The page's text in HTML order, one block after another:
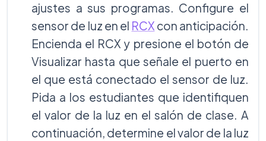
ajustes a sus programas. Configure el
sensor de luz en el RCX con anticipación.
Encienda el RCX y presione el botón de
Visualizar hasta que señale el puerto en
el que está conectado el sensor de luz.
Pida a los estudiantes que identifiquen
el valor de la luz en el salón de clase. A
continuación, determine el valor de la luz